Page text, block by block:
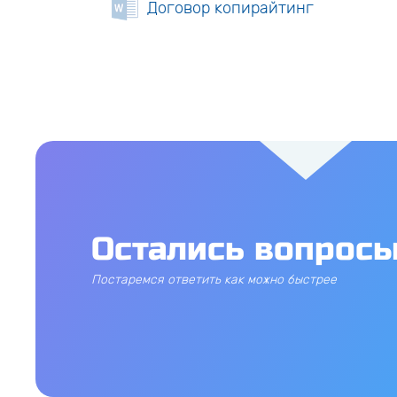
Договор копирайтинг
Остались
Постаремся ответить как можно быстрее